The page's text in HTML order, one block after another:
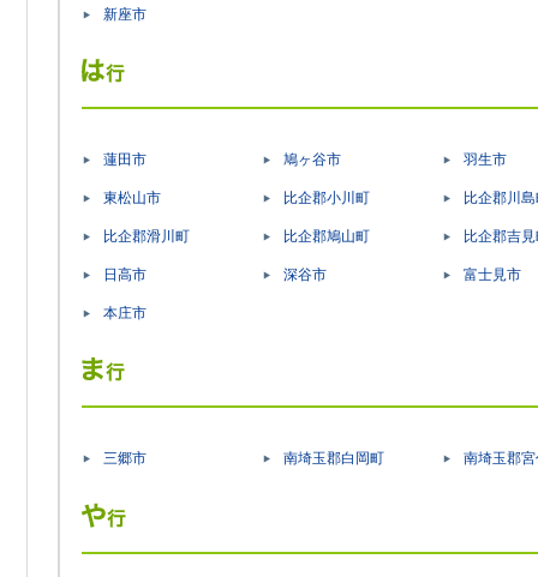
新座市
蓮田市 鳩ヶ谷市 羽生市
東松山市 比企郡小川町 比企郡川
比企郡滑川町 比企郡鳩山町 比企郡吉
日高市 深谷市 富士見市
本庄市
三郷市 南埼玉郡白岡町 南埼玉郡